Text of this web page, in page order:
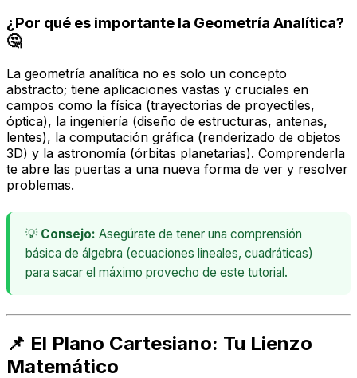
¿Por qué es importante la Geometría Analítica?
🤔
La geometría analítica no es solo un concepto
abstracto; tiene aplicaciones vastas y cruciales en
campos como la física (trayectorias de proyectiles,
óptica), la ingeniería (diseño de estructuras, antenas,
lentes), la computación gráfica (renderizado de objetos
3D) y la astronomía (órbitas planetarias). Comprenderla
te abre las puertas a una nueva forma de ver y resolver
problemas.
💡 Consejo: Asegúrate de tener una comprensión
básica de álgebra (ecuaciones lineales, cuadráticas)
para sacar el máximo provecho de este tutorial.
📌 El Plano Cartesiano: Tu Lienzo
Matemático